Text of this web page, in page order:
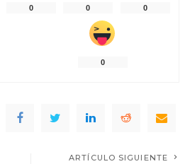
0 0 0
0
ARTÍCULO SIGUIENTE